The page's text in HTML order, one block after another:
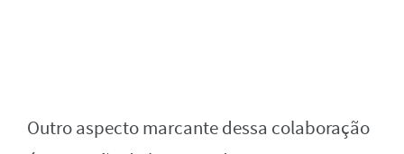
Outro aspecto marcante dessa colaboração